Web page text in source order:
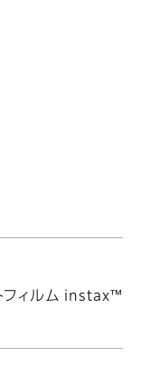
フィルム instax™